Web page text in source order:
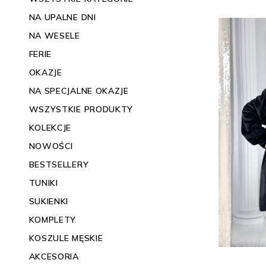
NA UPALNE DNI
NA WESELE
FERIE
OKAZJE
NA SPECJALNE OKAZJE
WSZYSTKIE PRODUKTY
KOLEKCJE
NOWOŚCI
BESTSELLERY
TUNIKI
SUKIENKI
KOMPLETY
KOSZULE MĘSKIE
AKCESORIA